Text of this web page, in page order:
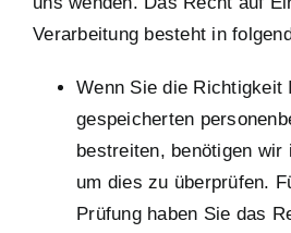
Verarbeitung besteht in
Wenn Sie die Richtigkeit
gespeicherten
bestreiten, benötigen wir
um dies zu überprüfen.
Prüfung haben Sie das